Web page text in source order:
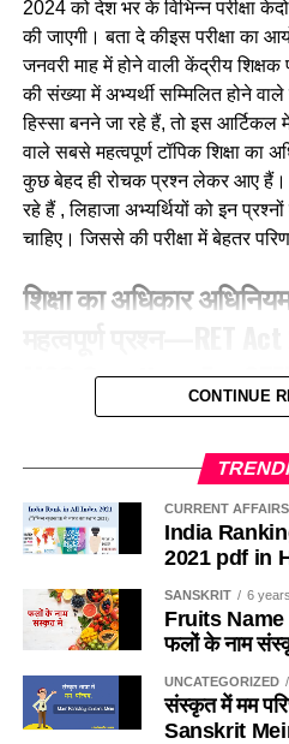
(a) फाख्ता
(b) शकरखोरा
(c) बया
(d) कलचिडी
Ans-b
Q.3 ग्रामीण क्षेत्रों में, गाय के गोबर में
(a) फर्श को प्रकृतिक रंग देने के लिए
(d) खुरदरा बनाकर घर्षण बढाने के लिए
Ans-b
Q.4 निम्नलिखित में से कौन-सा कीट
में एक साथ नहीं रहता है ? / Which
does not live together in a
2024 को देश भर के विभिन्न परीक्षा
की जाएगी। बता दे कीइस परीक्षा का
जनवरी माह में होने वाली केंद्रीय शिक्षक
की संख्या में अभ्यर्थी सम्मिलित होने
हिस्सा बनने जा रहे हैं, तो इस आर्टिकल
वाले सबसे महत्वपूर्ण टॉपिक शिक्षा का
कुछ बेहद ही रोचक प्रश्न लेकर आए हैं।
रहे हैं , लिहाजा अभ्यर्थियों को इन
चाहिए। जिससे की परीक्षा में बेहतर
शिक्षा का अधिकार
MCQ Questions For
1. RTE 2009 की किस धारा के
स्वीकृत पदों में से 20% से अधिक
which section of RTE-2009,
sanctioned posts in
vacant?
(a) धारा-26
(b) धारा-27
(c) धारा-28
CONTINUE
CURRENT AFFAIRS
India
2021 pdf in
SANSKRIT 6
Fruits
फलों के नाम
UNCATEGORIZED
संस्कृत में मम
Sanskrit